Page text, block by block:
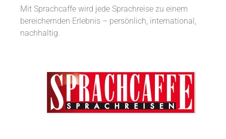
Mit Sprachcaffe wird jede Sprachreise zu einem
bereichernden Erlebnis – persönlich, international,
nachhaltig.